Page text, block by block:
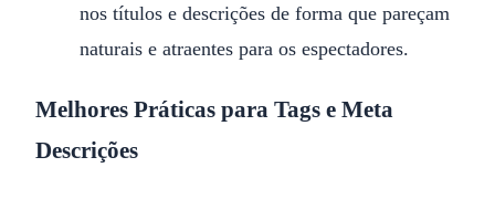
nos títulos e descrições de forma que pareçam
naturais e atraentes para os espectadores.
Melhores Práticas para Tags e Meta
Descrições